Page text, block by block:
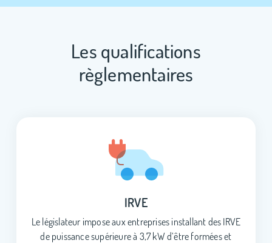
Les qualifications
règlementaires
IRVE
Le législateur impose aux entreprises installant des IRVE
de puissance supérieure à 3,7 kW d’être formées et